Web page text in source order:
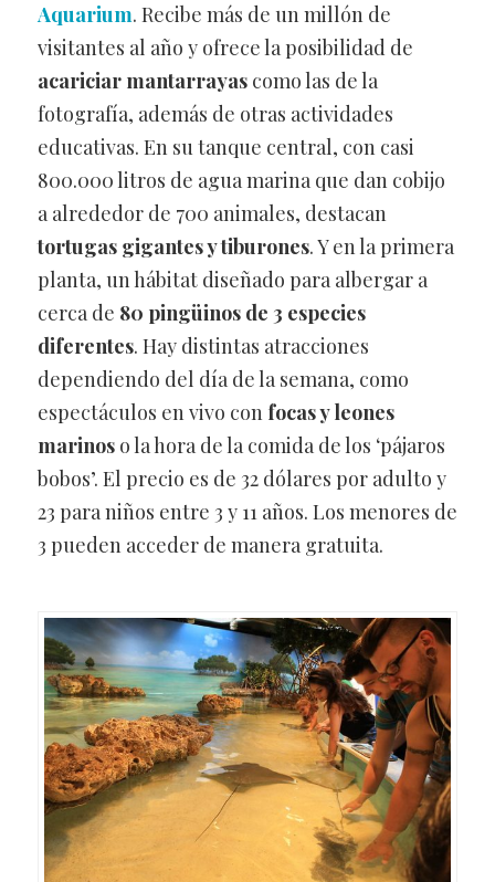
Aquarium. Recibe más de un millón de
visitantes al año y ofrece la posibilidad de
acariciar mantarrayascomo las de la
fotografía, además de otras actividades
educativas. En su tanque central, con casi
800.000 litros de agua marina que dan cobijo
a alrededor de 700 animales, destacan
tortugas gigantes y tiburones. Y en la primera
planta, un hábitat diseñado para albergar a
cerca de 80 pingüinos de 3 especies
diferentes. Hay distintas atracciones
dependiendo del día de la semana, como
espectáculos en vivo con focas y leones
marinoso la hora de la comida de los ‘pájaros
bobos’. El precio es de 32 dólares por adulto y
23 para niños entre 3 y 11 años. Los menores de
3 pueden acceder de manera gratuita.